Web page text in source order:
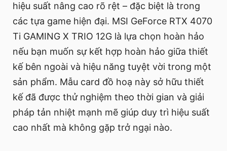
hiệu suất nâng cao rõ rệt – đặc biệt là trong
các tựa game hiện đại. MSI GeForce RTX 4070
Ti GAMING X TRIO 12G là lựa chọn hoàn hảo
nếu bạn muốn sự kết hợp hoàn hảo giữa thiết
kế bên ngoài và hiệu năng tuyệt vời trong một
sản phẩm. Mẫu card đồ hoạ này sở hữu thiết
kế đã được thử nghiệm theo thời gian và giải
pháp tản nhiệt mạnh mẽ giúp duy trì hiệu suất
cao nhất mà không gặp trở ngại nào.